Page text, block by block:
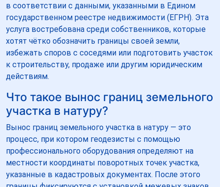
в соответствии с данными, указанными в Едином
государственном реестре недвижимости (ЕГРН). Эта
услуга востребована среди собственников, которые
хотят чётко обозначить границы своей земли,
избежать споров с соседями или подготовить участок
к строительству, продаже или другим юридическим
действиям.
Что такое вынос границ земельного
участка в натуру?
Вынос границ земельного участка в натуру — это
процесс, при котором геодезисты с помощью
профессионального оборудования определяют на
местности координаты поворотных точек участка,
указанные в кадастровых документах. После этого